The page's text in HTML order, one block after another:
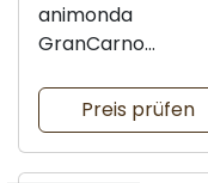
animonda
GranCarno
WelpenPreis prüfen